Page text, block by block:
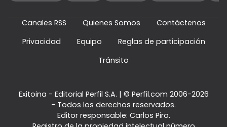
Canales RSS Quienes Somos
Contáctenos
Privacidad
Equipo
Reglas de participación
Tránsito
Exitoina - Editorial Perfil S.A. | © Perfil.com 2006-2026
- Todos los derechos reservados.
Editor responsable: Carlos Piro.